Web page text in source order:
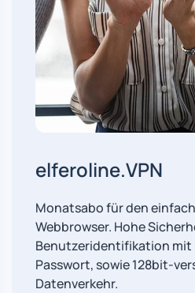
elferoline.VPN
Monatsabo für den
Webbrowser. Hohe
Benutzeridentifikation
Passwort, sowie 128bit-
Datenverkehr.